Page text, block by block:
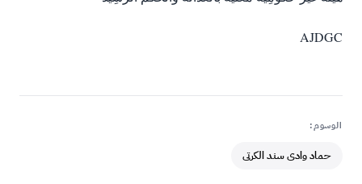
AJDGC
الوسوم:
حماد وادى سند الكرتى